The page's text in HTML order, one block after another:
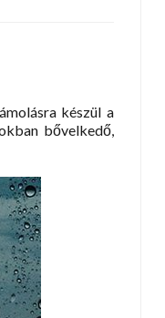
készül a
bővelkedő,